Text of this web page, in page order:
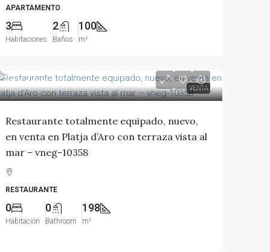
APARTAMENTO
3
Habitaciones
2
Baños
100
m²
VENTA
650,000€
Restaurante totalmente equipado, nuevo,
en venta en Platja d’Aro con terraza vista al
mar – vneg-10358
RESTAURANTE
0
Habitación
0
Bathroom
198
m²